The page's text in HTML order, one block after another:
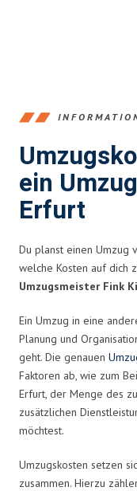
ein
Erfurt
Du planst einen Umzug
welche Kosten auf dich
Umzugsmeister Fink
Ein Umzug in eine
Planung und
geht. Die genauen
Faktoren ab, wie zum
Erfurt, der Menge des
zusätzlichen
möchtest.
Umzugskosten setzen
zusammen. Hierzu